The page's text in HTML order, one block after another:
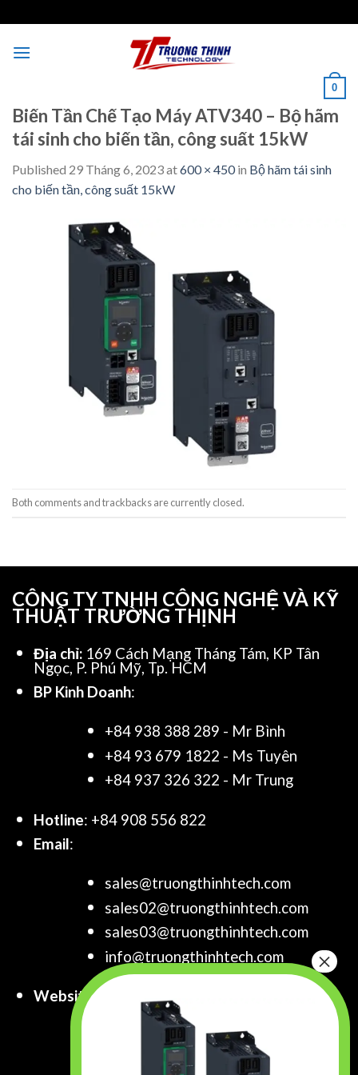
to
content
0
Biến Tần Chế Tạo Máy ATV340 – Bộ hãm
tái sinh cho biến tần, công suất 15kW
Published 29 Tháng 6, 2023at600 × 450in Bộ hãm tái sinh
cho biến tần, công suất 15kW
Both comments and trackbacks are currently closed.
CÔNG TY TNHH CÔNG NGHỆ VÀ KỸ
THUẬT TRƯỜNG THỊNH
Địa chỉ: 169 Cách Mạng Tháng Tám, KP Tân
Ngọc, P. Phú Mỹ, Tp. HCM
BP Kinh Doanh:
+84 938 388 289 - Mr Bình
+84 93 679 1822 - Ms Tuyên
+84 937 326 322 - Mr Trung
Hotline: +84 908 556 822
Email:
sales@truongthinhtech.com
sales02@truongthinhtech.com
sales03@truongthinhtech.com
info@truongthinhtech.com
Website:
www.truongthinhtech.com
www.components.com.vn